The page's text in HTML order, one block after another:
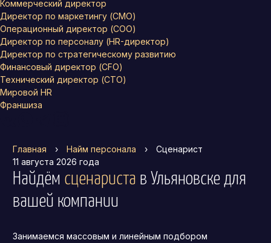
Коммерческий директор
Директор по маркетингу (CMO)
Операционный директор (COO)
Директор по персоналу (HR-директор)
Директор по стратегическому развитию
Финансовый директор (CFO)
Технический директор (CTO)
Мировой HR
Франшиза
Главная › Найм персонала ›
Сценарист
11 августа 2026 года
Найдём сценариста в Ульяновске для
вашей компании
Занимаемся массовым и линейным подбором